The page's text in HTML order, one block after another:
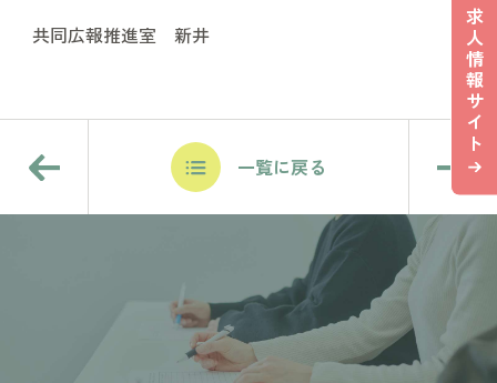
求
人
情
報
サ
イ
ト
共同広報推進室 新井
一覧に戻る